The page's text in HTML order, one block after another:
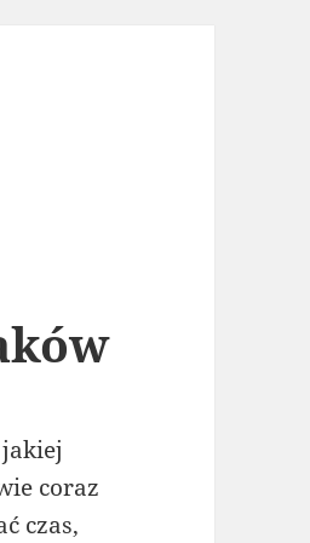
coraz
czas,